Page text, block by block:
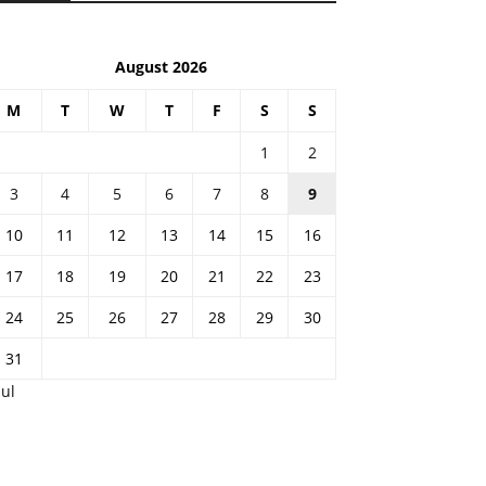
August 2026
M T W T F S S
1
2
3
4 5 6 7 8
9
10
11 12 13 14 15
16
17
18 19 20 21 22
23
24
25 26 27 28 29
30
31